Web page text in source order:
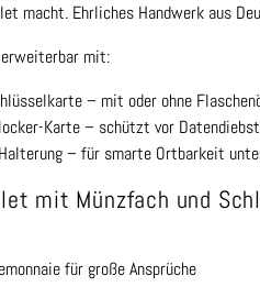
macht. Ehrliches Handwerk aus
mit:
– mit oder ohne
Karte – schützt vor
– für smarte Ortbarkeit
mit Münzfach und
für große Ansprüche